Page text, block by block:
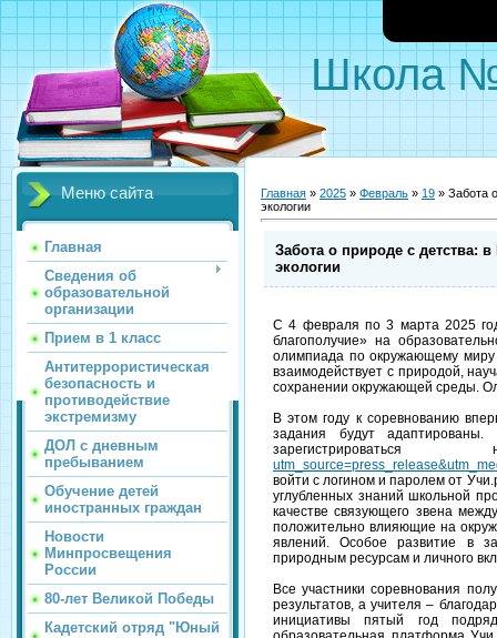
Школа
Меню сайта
Главная
Сведения об
образовательной
организации
Прием в 1 класс
Антитеррористическая
безопасность и
противодействие
экстремизму
ДОЛ с дневным
пребыванием
Обучение детей
иностранных граждан
Новости
Минпросвещения
России
80-лет Великой Победы
Кадетский отряд "Юный
Главная » 2025 » Февраль » 19 » Забота
экологии
Забота о природе с детства:
экологии
С 4 февраля по 3 марта 2025
благополучие» на
олимпиада по окружающему миру
взаимодействует с природой,
сохранении окружающей среды.
В этом году к соревнованию
задания будут
войти с логином и паролем от
углубленных знаний школьной
качестве связующего звена
положительно влияющие на
явлений. Особое развитие в
природным ресурсам и личного
Все участники соревнования
результатов, а учителя –
инициативы пятый год